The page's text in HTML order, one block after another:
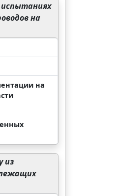
испытаниях
на
на
из